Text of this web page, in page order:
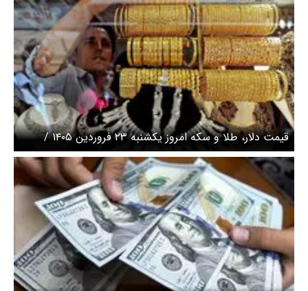
قیمت دلار، طلا و سکه امروز یکشنبه ۲۳ فروردین ۱۴۰۵ /
جهش ۵۰۰ هزار تومانی طلا!